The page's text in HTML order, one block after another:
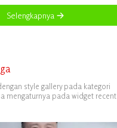
Selengkapnya
style gallery pada kategori
mengaturnya pada widget recent